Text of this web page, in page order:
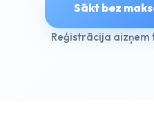
Sākt bez
Reģistrācija aizņem